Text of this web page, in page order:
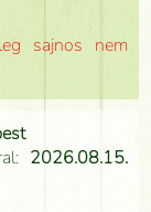
sajnos nem
2026.08.15.